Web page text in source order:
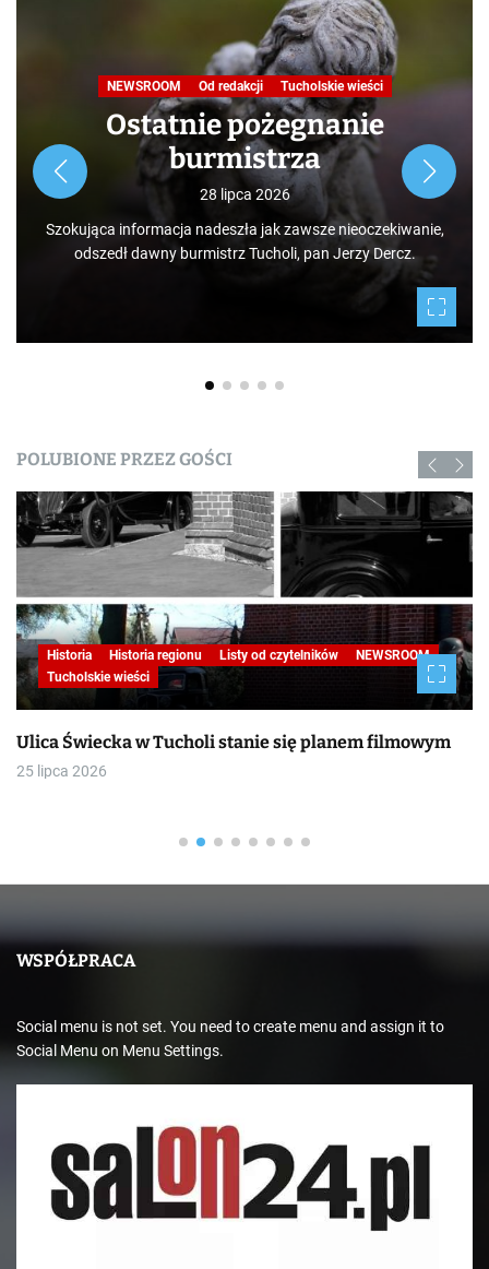
Podróże małe i duże. Ścieżka
przyrodniczo-dydaktyczna
„Jelenia Wyspa”
24 lipca 2026
Rozpoczynamy nowy cykl opowieści zarówno dla turystów,
jak i mieszkańców, którzy niekoniecznie muszą podróżować
po świecie. Mamy niezwykłe szczęście żyć w Borach
Tucholskich i korzystać i to w dodatku za darmo z tego, co
daje nam natura.
POLUBIONE PRZEZ GOŚCI
Historia Historia regionu NEWSROOM
PARTNERZY
Tucholskie wieści
Turystyka
W obiektywie TOKiS-u
Wydarzenia kulturalne
BITWA POD GRUNWALDEM AD 2026 / galerii ciąg
dalszy
WSPÓŁPRACA
Social menu is not set. You need to create menu and assign it to
Social Menu on Menu Settings.